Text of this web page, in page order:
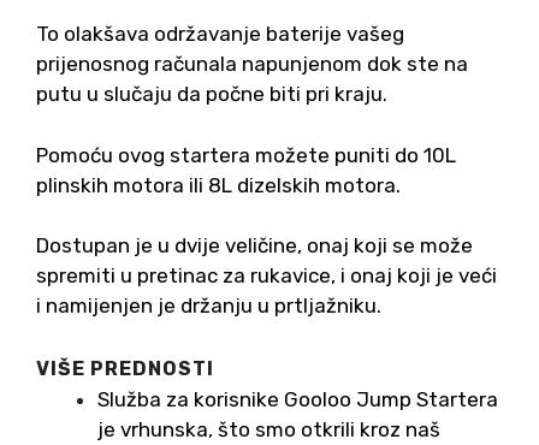
To olakšava održavanje baterije vašeg
prijenosnog računala napunjenom dok ste na
putu u slučaju da počne biti pri kraju.
Pomoću ovog startera možete puniti do 10L
plinskih motora ili 8L dizelskih motora.
Dostupan je u dvije veličine, onaj koji se može
spremiti u pretinac za rukavice, i onaj koji je veći
i namijenjen je držanju u prtljažniku.
VIŠE PREDNOSTI
Služba za korisnike Gooloo Jump Startera
je vrhunska, što smo otkrili kroz naš